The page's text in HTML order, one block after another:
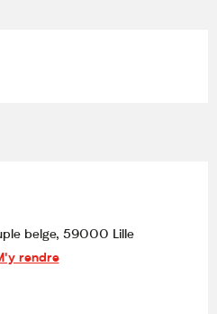
belge, 59000 Lille
rendre